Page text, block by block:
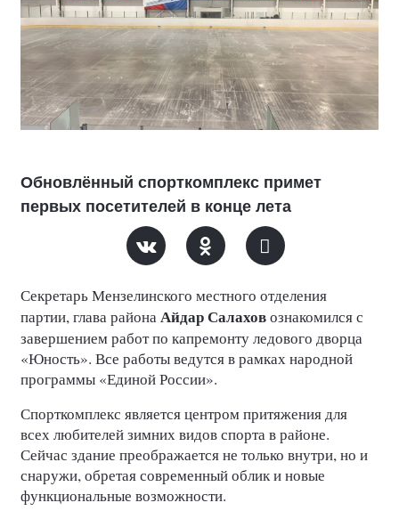
Обновлённый спорткомплекс примет
первых посетителей в конце лета
Секретарь Мензелинского местного отделения
партии, глава районаАйдар Салаховознакомился с
завершением работ по капремонту ледового дворца
«Юность». Все работы ведутся в рамках народной
программы «Единой России».
Спорткомплекс является центром притяжения для
всех любителей зимних видов спорта в районе.
Сейчас здание преображается не только внутри, но и
снаружи, обретая современный облик и новые
функциональные возможности.